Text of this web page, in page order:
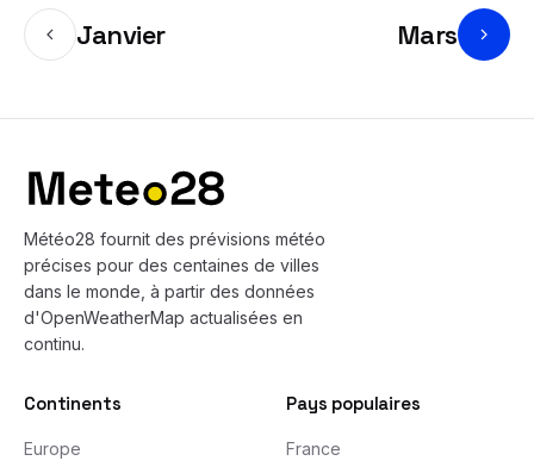
Janvier Mars
Météo28 fournit des prévisions météo
précises pour des centaines de villes
dans le monde, à partir des données
d'OpenWeatherMap actualisées en
continu.
Continents
Europe
Pays populaires
France